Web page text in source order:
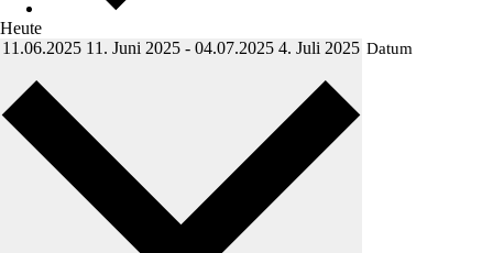
Heute
11.06.2025 11. Juni 2025 - 04.07.2025 4. Juli 2025 Datum